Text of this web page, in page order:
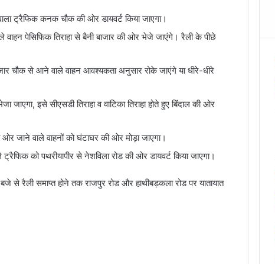
ट्रैफिक कनक चौक की ओर डायवर्ट किया जाएगा।
पेसिफिक तिराहा से बैनी बाजार की ओर भेजे जाएंगे। रैली के पीछे
चौक से आने वाले वाहन आवश्यकता अनुसार रोके जाएंगे या धीरे-धीरे
इसे सीएसडी तिराहा व वाटिका तिराहा होते हुए बिंदाल की ओर
जाने वाले वाहनों को घंटाघर की ओर मोड़ा जाएगा।
को पथरीयापीर से नेशविला रोड की ओर डायवर्ट किया जाएगा।
रैली समाप्त होने तक राजपुर रोड और हाथीबड़कला रोड पर यातायात